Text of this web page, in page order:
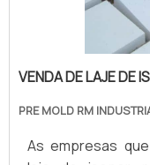
VENDA DE LAJE DE
PRE MOLD RM
As empresas